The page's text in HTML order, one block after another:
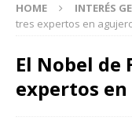
HOME INTERÉS
tres expertos en
El Nobel de
expertos